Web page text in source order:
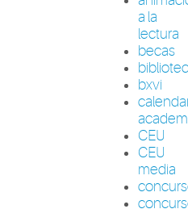
a la
lectura
becas
bxvi
CEU
CEU
media